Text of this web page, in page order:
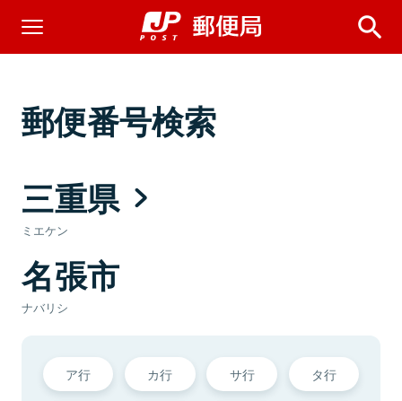
郵便番号検索
三重県
ミエケン
名張市
ナバリシ
ア行 カ行 サ行 タ行